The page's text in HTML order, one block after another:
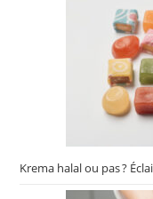
Krema halal ou pas ?